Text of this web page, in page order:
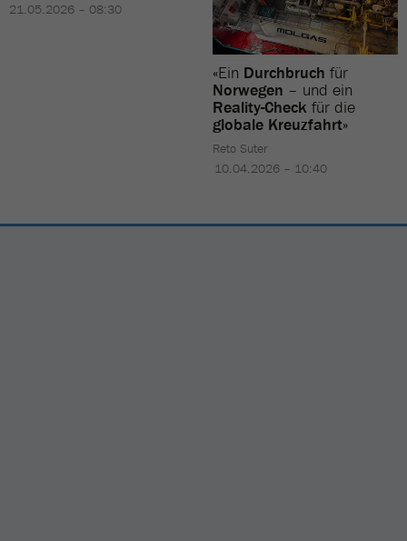
21.05.2026 – 08:30
«Ein Durchbruch für
Norwegen – und ein
Reality-Check für die
globale Kreuzfahrt»
Reto Suter
10.04.2026 – 10:40